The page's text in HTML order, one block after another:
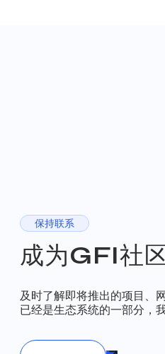
保持联系
成为GFI社
及时了解即将推出的项目、
已经是生态系统的一部分，